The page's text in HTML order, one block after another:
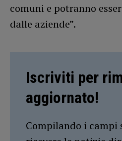
comuni e potranno
dalle aziende”.
Iscriviti per
aggiornato!
Compilando i campi